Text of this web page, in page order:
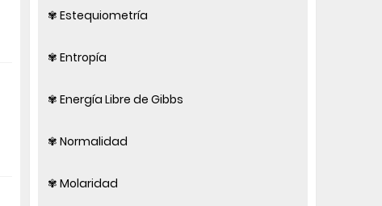
✾ Estequiometría
✾ Entropía
✾ Energía Libre de Gibbs
✾ Normalidad
✾ Molaridad